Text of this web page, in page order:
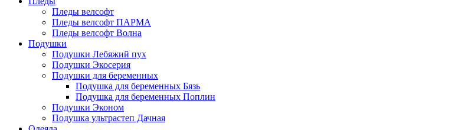
Пледы велсофт
Пледы велсофт ПАРМА
Пледы велсофт Волна
Подушки
Подушки Лебяжий пух
Подушки Экосерия
Подушки для беременных
Подушка для беременных Бязь
Подушка для беременных Поплин
Подушки Эконом
Подушка ультрастеп Дачная